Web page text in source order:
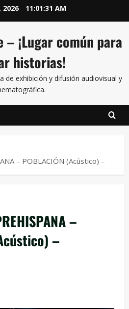
11:01:31 AM
¡Lugar común para
historias!
de exhibición y difusión audiovisual y
– POBLACIÓN (Acústico) –
–
–